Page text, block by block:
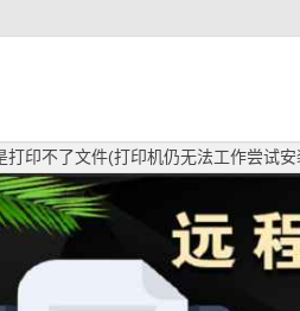
打印不了文件(打印机仍无法工作尝试